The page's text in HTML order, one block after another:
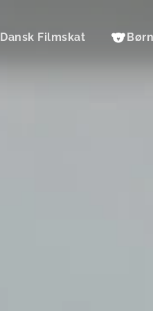
Dansk Filmskat Børn